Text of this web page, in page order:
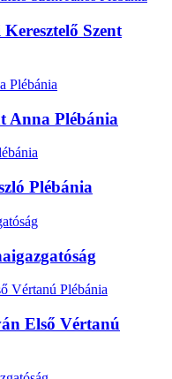
Szent
Anna Plébánia
Plébánia
Első Vértanú